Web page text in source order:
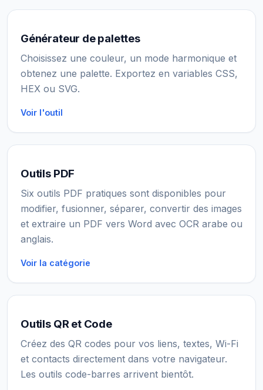
Générateur de palettes
Choisissez une couleur, un mode harmonique et
obtenez une palette. Exportez en variables CSS,
HEX ou SVG.
Voir l'outil
Outils PDF
Six outils PDF pratiques sont disponibles pour
modifier, fusionner, séparer, convertir des images
et extraire un PDF vers Word avec OCR arabe ou
anglais.
Voir la catégorie
Outils QR et Code
Créez des QR codes pour vos liens, textes, Wi-Fi
et contacts directement dans votre navigateur.
Les outils code-barres arrivent bientôt.